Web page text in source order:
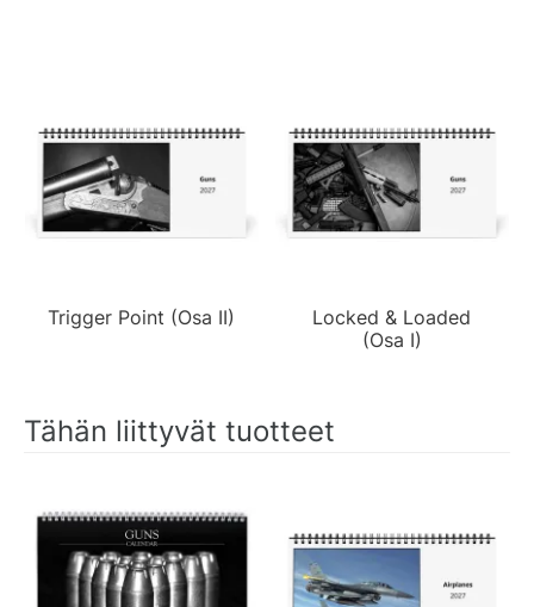
Trigger Point (Osa II)
Locked & Loaded
(Osa I)
Tähän liittyvät tuotteet